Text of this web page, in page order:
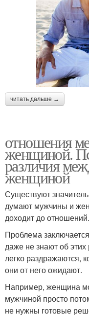
читать дальше →
отношения
женщиной.
различия
женщиной
Существуют
думают мужчины и
доходит до отношений.
Проблема
даже не знают об этих
легко раздражаются,
они от него ожидают.
Например, женщина
мужчиной просто
не нужны готовые